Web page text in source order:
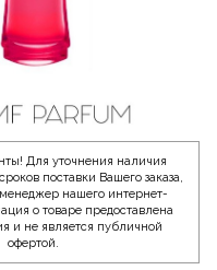
Для уточнения наличия
поставки Вашего заказа,
нашего интернет-
о товаре предоставлена
и не является публичной
офертой.